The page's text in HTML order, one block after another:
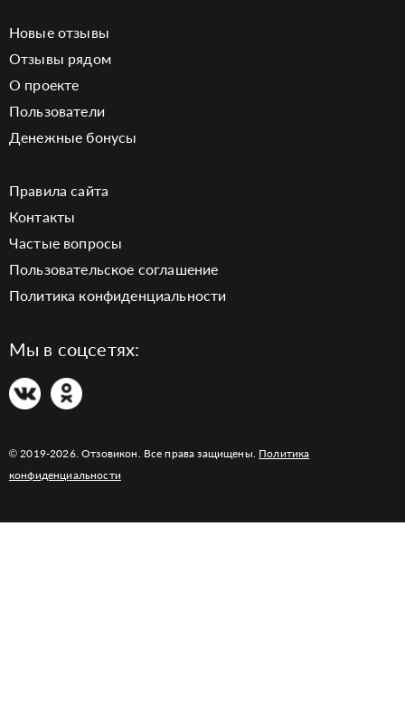
Новые отзывы
Отзывы рядом
О проекте
Пользователи
Денежные бонусы
Правила сайта
Контакты
Частые вопросы
Пользовательское соглашение
Политика конфиденциальности
Мы в соцсетях:
© 2019-2026. Отзовикон. Все права защищены. Политика
конфиденциальности